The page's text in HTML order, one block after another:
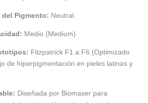
del Pigmento: Neutral.
Medio (Medium).
Fitzpatrick F1 a F6 (Optimizado
de hiperpigmentación en pieles latinas y
Diseñada por Biomaser para